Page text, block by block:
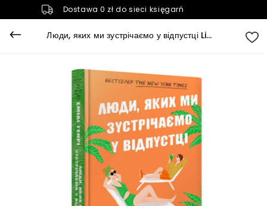
Dostawa 0 zł do sieci księgarń
Люди, яких ми зустрічаємо у відпустці Limited edition (Ludzie, których spotykamy na wakacjach)